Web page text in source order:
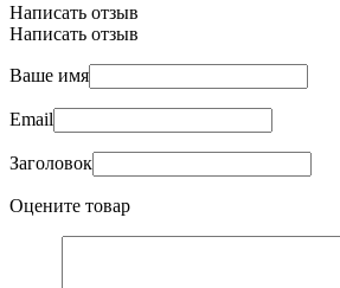
Написать отзыв
Написать отзыв
Ваше имя
Email
Заголовок
Оцените товар